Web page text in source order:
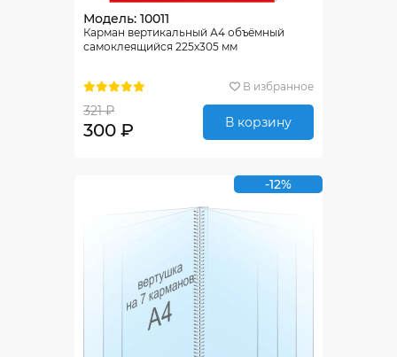
Модель: 10011
Карман вертикальный А4 объёмный
самоклеящийся 225х305 мм
В избранное
321 ₽
300 ₽ В корзину
-12%